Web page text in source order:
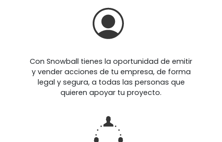
Con Snowball tienes la oportunidad de emitir
y vender acciones de tu empresa, de forma
legal y segura, a todas las personas que
quieren apoyar tu proyecto.